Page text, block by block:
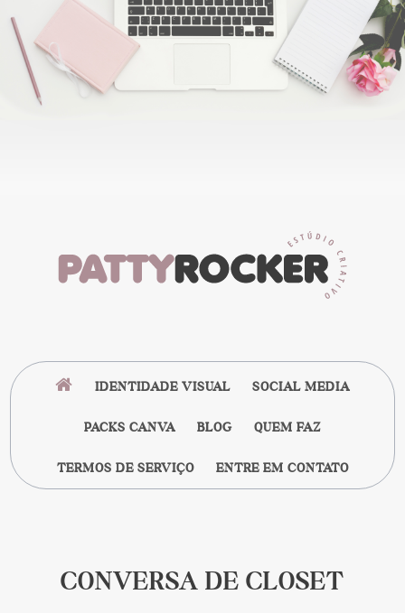
IDENTIDADE VISUAL SOCIAL MEDIA
PACKS CANVA BLOG QUEM FAZ
TERMOS DE SERVIÇO ENTRE EM CONTATO
CONVERSA DE CLOSET